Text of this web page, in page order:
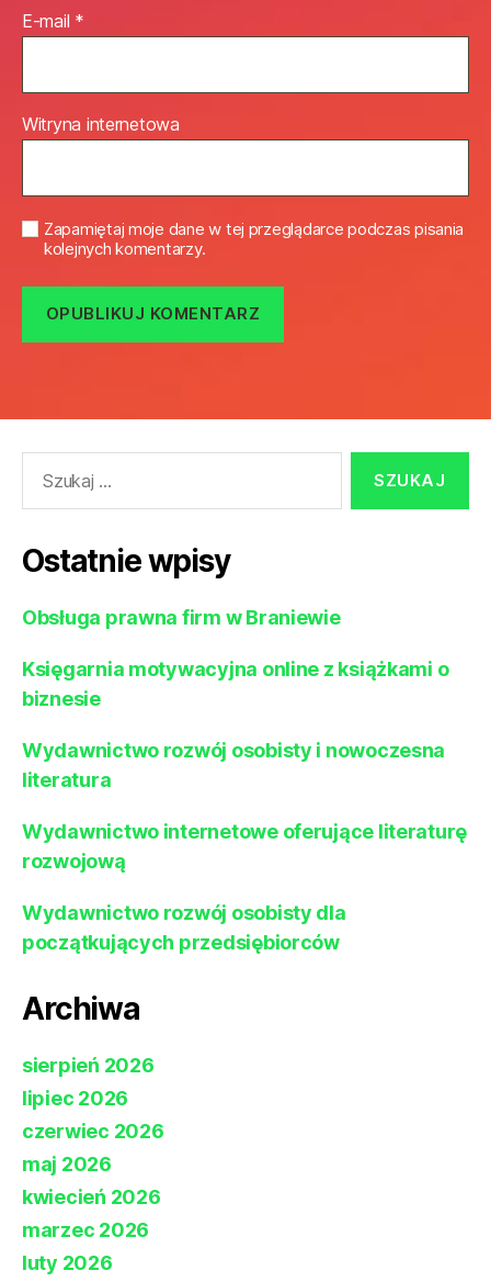
E-mail *
Witryna internetowa
Zapamiętaj moje dane w tej przeglądarce podczas pisania
kolejnych komentarzy.
Ostatnie wpisy
Obsługa prawna firm w Braniewie
Księgarnia motywacyjna online z książkami o
biznesie
Wydawnictwo rozwój osobisty i nowoczesna
literatura
Wydawnictwo internetowe oferujące literaturę
rozwojową
Wydawnictwo rozwój osobisty dla
początkujących przedsiębiorców
Archiwa
sierpień 2026
lipiec 2026
czerwiec 2026
maj 2026
kwiecień 2026
marzec 2026
luty 2026